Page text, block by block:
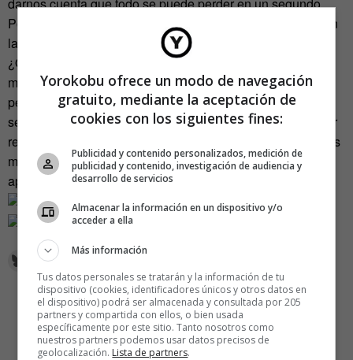
darnos cuenta que todo se puede perder en un segundo.
Por eso es importante dedicar la vida a cosas que merecen
la pena”.
¿Qué tres lecciones destacarías de todas las que
mencionas en el libro? “La primera, la importancia de
perseverar. Nada puede remplazar la perseverancia. La
segunda, que la vida es un camino que merece la pena ser
recorrido. Y la tercera, la importancia de comunicar bien. Es
mejor un mal proyecto bien comunicado que al revés”,
apostilla Herrera.
Yorokobu ofrece un modo de navegación
gratuito, mediante la aceptación de
cookies con los siguientes fines:
Publicidad y contenido personalizados, medición de
publicidad y contenido, investigación de audiencia y
desarrollo de servicios
Almacenar la información en un dispositivo y/o
acceder a ella
Más información
Tus datos personales se tratarán y la información de tu
dispositivo (cookies, identificadores únicos y otros datos en
el dispositivo) podrá ser almacenada y consultada por 205
partners y compartida con ellos, o bien usada
específicamente por este sitio. Tanto nosotros como
nuestros partners podemos usar datos precisos de
geolocalización. Lista de partners.